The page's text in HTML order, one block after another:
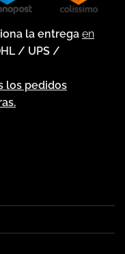
la entrega en
/ UPS /
los pedidos